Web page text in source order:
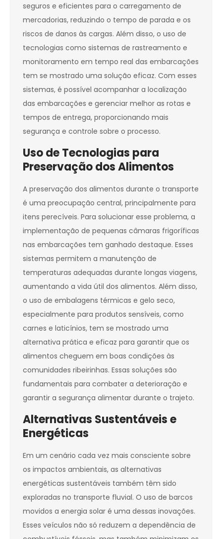
seguros e eficientes para o carregamento de
mercadorias, reduzindo o tempo de parada e os
riscos de danos às cargas. Além disso, o uso de
tecnologias como sistemas de rastreamento e
monitoramento em tempo real das embarcações
tem se mostrado uma solução eficaz. Com esses
sistemas, é possível acompanhar a localização
das embarcações e gerenciar melhor as rotas e
tempos de entrega, proporcionando mais
segurança e controle sobre o processo.
Uso de Tecnologias para
Preservação dos Alimentos
A preservação dos alimentos durante o transporte
é uma preocupação central, principalmente para
itens perecíveis. Para solucionar esse problema, a
implementação de pequenas câmaras frigoríficas
nas embarcações tem ganhado destaque. Esses
sistemas permitem a manutenção de
temperaturas adequadas durante longas viagens,
aumentando a vida útil dos alimentos. Além disso,
o uso de embalagens térmicas e gelo seco,
especialmente para produtos sensíveis, como
carnes e laticínios, tem se mostrado uma
alternativa prática e eficaz para garantir que os
alimentos cheguem em boas condições às
comunidades ribeirinhas. Essas soluções são
fundamentais para combater a deterioração e
garantir a segurança alimentar durante o trajeto.
Alternativas Sustentáveis e
Energéticas
Em um cenário cada vez mais consciente sobre
os impactos ambientais, as alternativas
energéticas sustentáveis também têm sido
exploradas no transporte fluvial. O uso de barcos
movidos a energia solar é uma dessas inovações.
Esses veículos não só reduzem a dependência de